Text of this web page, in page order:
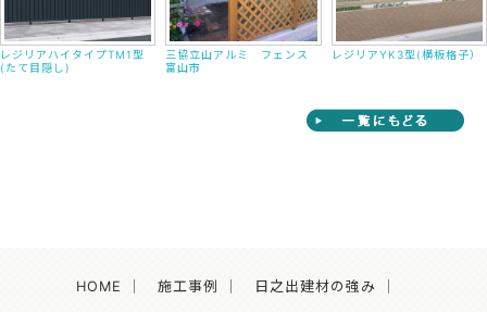
レジリアハイタイプTM1型
(たて目隠し)
三協立山アルミ フェンス
富山市
レジリアYK3型(横板格子）
HOME 施工事例 日之出建材の強み